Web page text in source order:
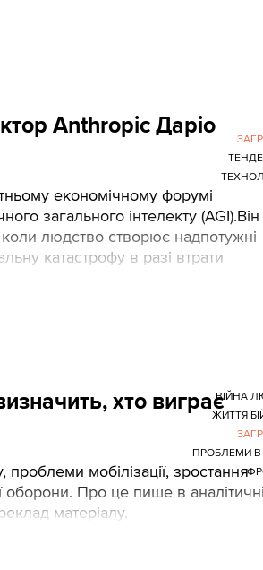
Anthropic Даріо
економічному форумі
загального інтелекту (AGI).Він
коли людство створює надпотужні
катастрофу в разі втрати
хто виграє
мобілізації, зростання
оборони. Про це пише в
матеріалу.
ВІЙНА
ЖИТТЯ
ПРОБЛЕМИ В